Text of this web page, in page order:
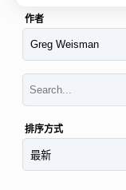
作者
排序方式